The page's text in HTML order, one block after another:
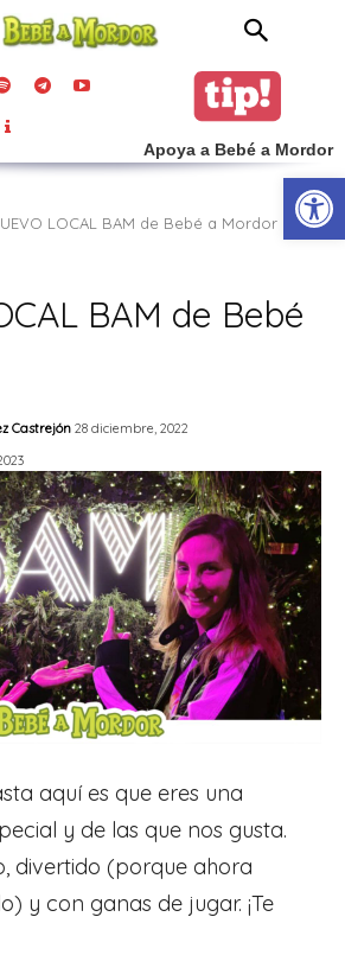
Apoya a Bebé a Mordor
LOCAL BAM de Bebé a Mordor
BAM de Bebé
Castrejón 28 diciembre, 2022
aquí es que eres una
y de las que nos gusta.
divertido (porque ahora
y con ganas de jugar. ¡Te